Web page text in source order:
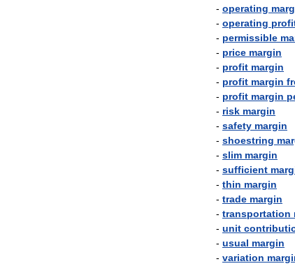
- operating
- operating
- permissible
- price margin
- profit margin
- profit margin
- profit margin
- risk margin
- safety margin
- shoestring
- slim margin
- sufficient
- thin margin
- trade margin
- transportation
- unit
- usual margin
- variation